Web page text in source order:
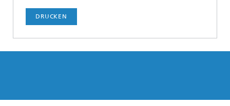
DRUCKEN